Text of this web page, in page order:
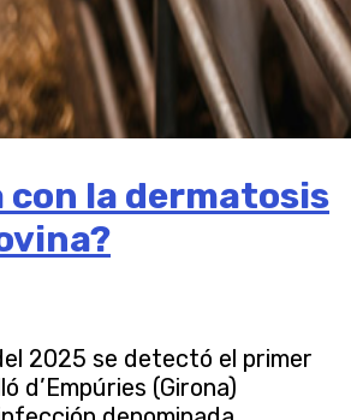
con la dermatosis
2025 se detectó el primer
d’Empúries (Girona)